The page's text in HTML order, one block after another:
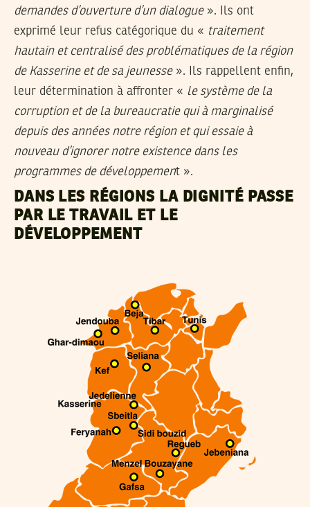
demandes d’ouverture d’un dialogue». Ils ont
exprimé leur refus catégorique du « traitement
hautain et centralisé des problématiques de la région
de Kasserine et de sa jeunesse». Ils rappellent enfin,
leur détermination à affronter « le système de la
corruption et de la bureaucratie qui à marginalisé
depuis des années notre région et qui essaie à
nouveau d’ignorer notre existence dans les
programmes de développement ».
DANS LES RÉGIONS LA DIGNITÉ PASSE
PAR LE TRAVAIL ET LE
DÉVELOPPEMENT